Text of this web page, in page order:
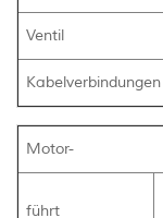
Ventil
Kabelverbindungen
Motor-
führt